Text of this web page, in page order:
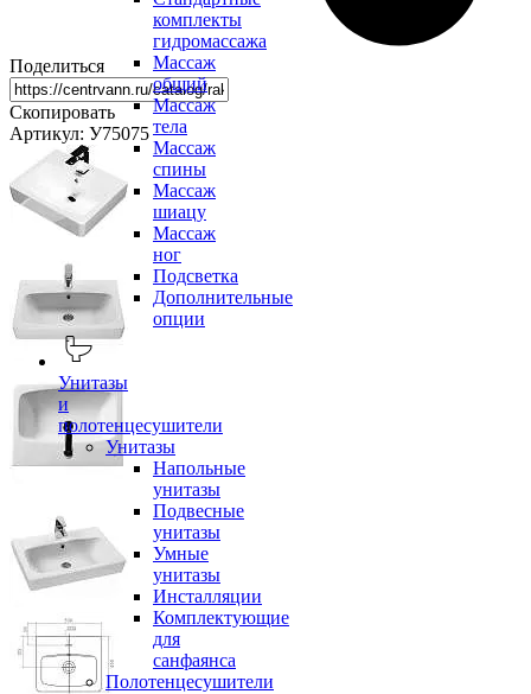
комплекты
гидромассажа
Массаж
общий
Массаж
тела
Массаж
спины
Массаж
шиацу
Массаж
ног
Подсветка
Дополнительные
опции
Унитазы
и
полотенцесушители
Унитазы
Напольные
унитазы
Подвесные
унитазы
Умные
унитазы
Инсталляции
Комплектующие
для
санфаянса
Полотенцесушители
Поделиться
Скопировать
Артикул: У75075